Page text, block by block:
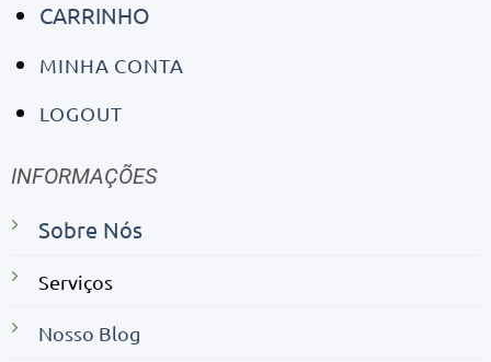
CARRINHO
MINHA CONTA
LOGOUT
INFORMAÇÕES
Sobre Nós
Serviços
Nosso Blog